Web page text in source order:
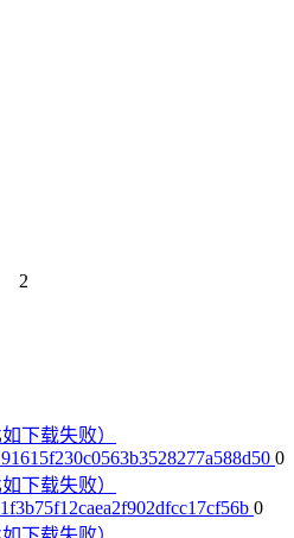
2
下载失败）
0
下载失败）
0